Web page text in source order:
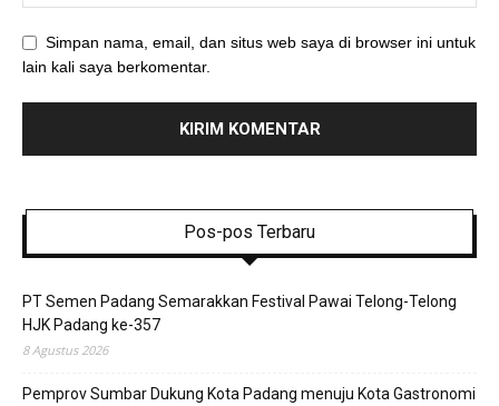
Simpan nama, email, dan situs web saya di browser ini untuk
lain kali saya berkomentar.
Pos-pos Terbaru
PT Semen Padang Semarakkan Festival Pawai Telong-Telong
HJK Padang ke-357
8 Agustus 2026
Pemprov Sumbar Dukung Kota Padang menuju Kota Gastronomi